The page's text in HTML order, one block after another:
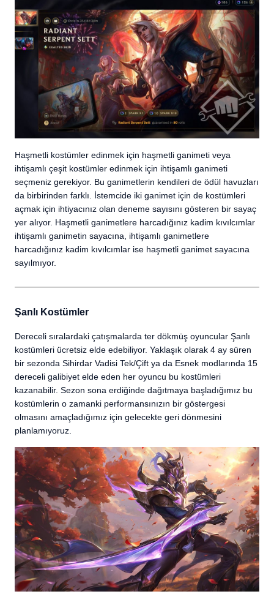
Haşmetli kostümler edinmek için haşmetli ganimeti veya
ihtişamlı çeşit kostümler edinmek için ihtişamlı ganimeti
seçmeniz gerekiyor. Bu ganimetlerin kendileri de ödül havuzları
da birbirinden farklı. İstemcide iki ganimet için de kostümleri
açmak için ihtiyacınız olan deneme sayısını gösteren bir sayaç
yer alıyor. Haşmetli ganimetlere harcadığınız kadim kıvılcımlar
ihtişamlı ganimetin sayacına, ihtişamlı ganimetlere
harcadığınız kadim kıvılcımlar ise haşmetli ganimet sayacına
sayılmıyor.
Şanlı Kostümler
Dereceli sıralardaki çatışmalarda ter dökmüş oyuncular Şanlı
kostümleri ücretsiz elde edebiliyor. Yaklaşık olarak 4 ay süren
bir sezonda Sihirdar Vadisi Tek/Çift ya da Esnek modlarında 15
dereceli galibiyet elde eden her oyuncu bu kostümleri
kazanabilir. Sezon sona erdiğinde dağıtmaya başladığımız bu
kostümlerin o zamanki performansınızın bir göstergesi
olmasını amaçladığımız için gelecekte geri dönmesini
planlamıyoruz.